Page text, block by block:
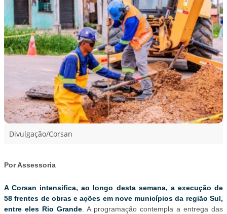
Divulgação/Corsan
Por Assessoria
A Corsan intensifica, ao longo desta semana, a execução de
58 frentes de obras e ações em nove municípios da região Sul,
entre eles Rio Grande . A programação contempla a entrega das